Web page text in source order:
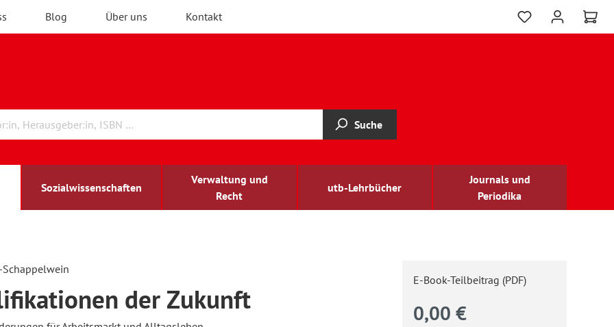
Blog Über uns Kontakt
Suche
Sozialwissenschaften
Verwaltung und
Recht
utb-Lehrbücher
Journals und
Periodika
Bildung
Bildung
und Wissenschaft
forum
Schappelwein
der Zukunft
E-Book-Teilbeitrag (PDF)
0,00 €